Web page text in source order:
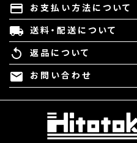
payment お支払い方法について
local_shipping 送料・配送について
replay 返品について
mail お問い合わせ